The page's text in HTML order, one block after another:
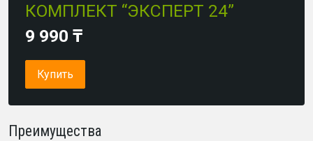
КОМПЛЕКТ “ЭКСПЕРТ 24”
9 990 ₸
Купить
Преимущества